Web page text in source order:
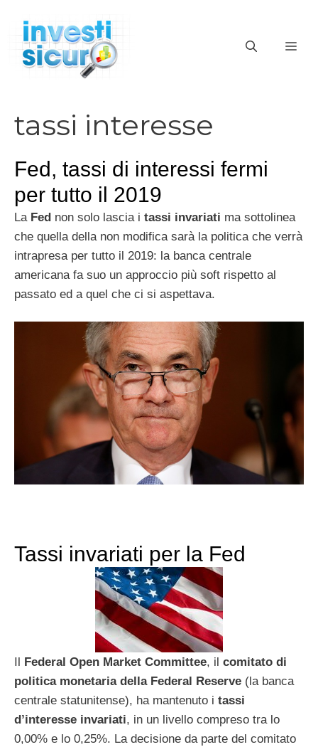
contenuto
tassi interesse
Fed, tassi di interessi fermi
per tutto il 2019
La Fed non solo lascia i tassi invariati ma sottolinea
che quella della non modifica sarà la politica che verrà
intrapresa per tutto il 2019: la banca centrale
americana fa suo un approccio più soft rispetto al
passato ed a quel che ci si aspettava.
Tassi invariati per la Fed
Federal Open Market Committee, il comitato di
politica monetaria della Federal Reserve (la banca
centrale statunitense), ha mantenuto i tassi
d’interesse invariati, in un livello compreso tra lo
0,00% e lo 0,25%. La decisione da parte del comitato